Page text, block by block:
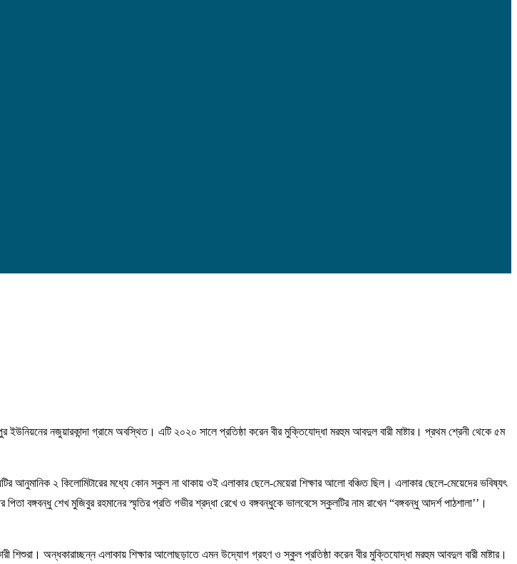
নজুয়ারকান্দা গ্রামে অবস্থিত। এটি ২০২০ সালে প্রতিষ্ঠা করেন বীর মুক্তিযোদ্ধা মরহুম আবদুল বারী মাষ্টার। প্রথম শ্রেনী থেকে ৫ম
আনুমানিক ২ কিলোমিটারের মধ্যে কোন স্কুল না থাকায় ওই এলাকার ছেলে-মেয়েরা শিক্ষার আলো বঞ্চিত ছিল। এলাকার ছেলে-মেয়েদের ভবিষ্যৎ
বঙ্গবন্ধু শেখ মুজিবুর রহমানের স্মৃতির প্রতি গভীর শ্রদ্ধা রেখে ও বঙ্গবন্ধুকে ভালবেসে স্কুলটির নাম রাখেন “বঙ্গবন্ধু আদর্শ পাঠশালা’’।
শিশুরা। অন্ধকারাচ্ছন্ন এলাকায় শিক্ষার আলোছড়াতে এমন উদ্যোগ গ্রহণ ও স্কুল প্রতিষ্ঠা করেন বীর মুক্তিযোদ্ধা মরহুম আবদুল বারী মাষ্টার।